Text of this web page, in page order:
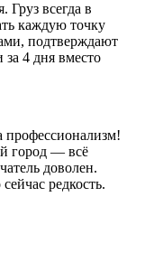
Груз всегда в
каждую точку
подтверждают
за 4 дня вместо
город — всё
доволен.
редкость.